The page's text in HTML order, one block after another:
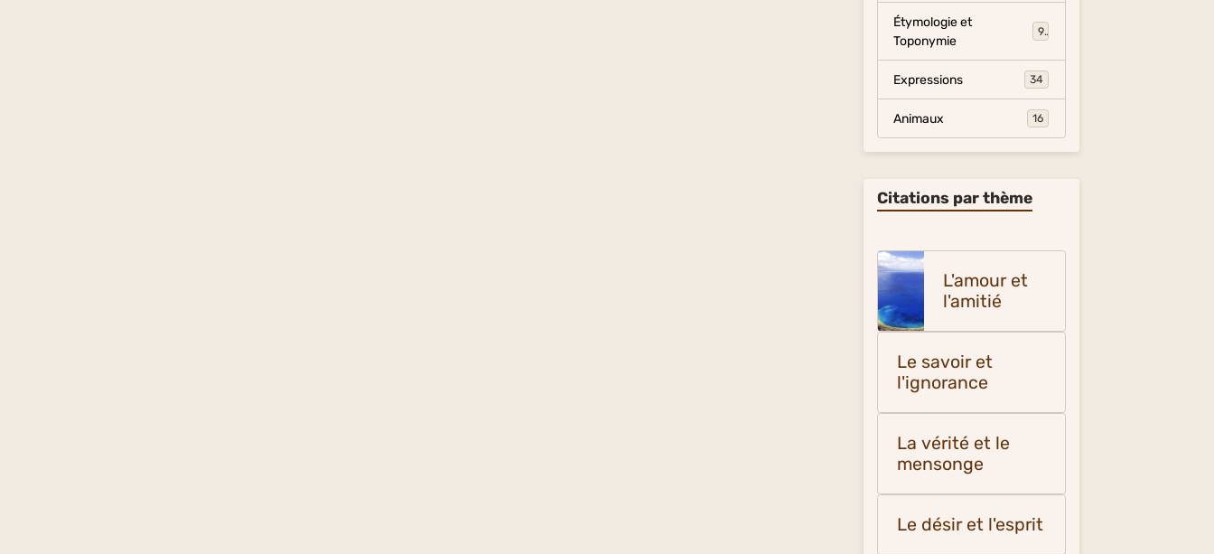
Étymologie et
Toponymie
9
Expressions 34
Animaux 16
Citations par thème
L'amour et
l'amitié
Le savoir et
l'ignorance
La vérité et le
mensonge
Le désir et l'esprit